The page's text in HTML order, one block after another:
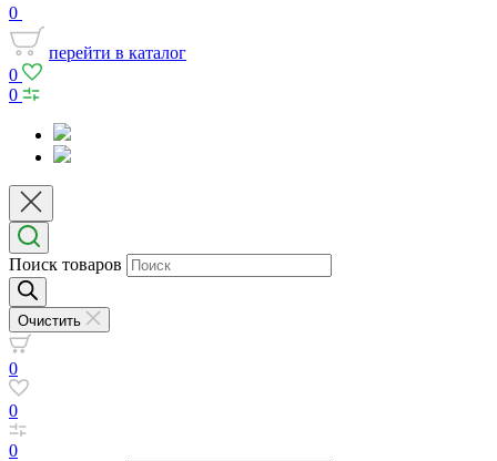
0
перейти в каталог
0
0
Поиск товаров
Очистить
0
0
0